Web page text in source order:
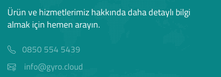
Ürün ve hizmetlerimiz hakkında daha detaylı bilgi
almak için hemen arayın.
0850 554 5439
info@gyro.cloud